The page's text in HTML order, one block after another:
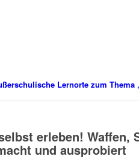
Lernorte zum Thema
erleben! Waffen,
und ausprobiert